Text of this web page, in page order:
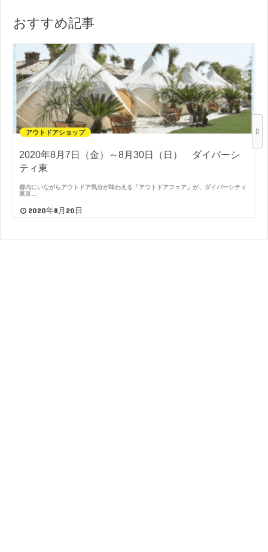
おすすめ記事
アウトドアショップ
2020年8月7日（金）～8月30日（日） ダイバーシ
ティ東
都内にいながらアウトドア気分が味わえる「アウトドアフェア」が、ダイバーシティ
東京…
2020年8月20日